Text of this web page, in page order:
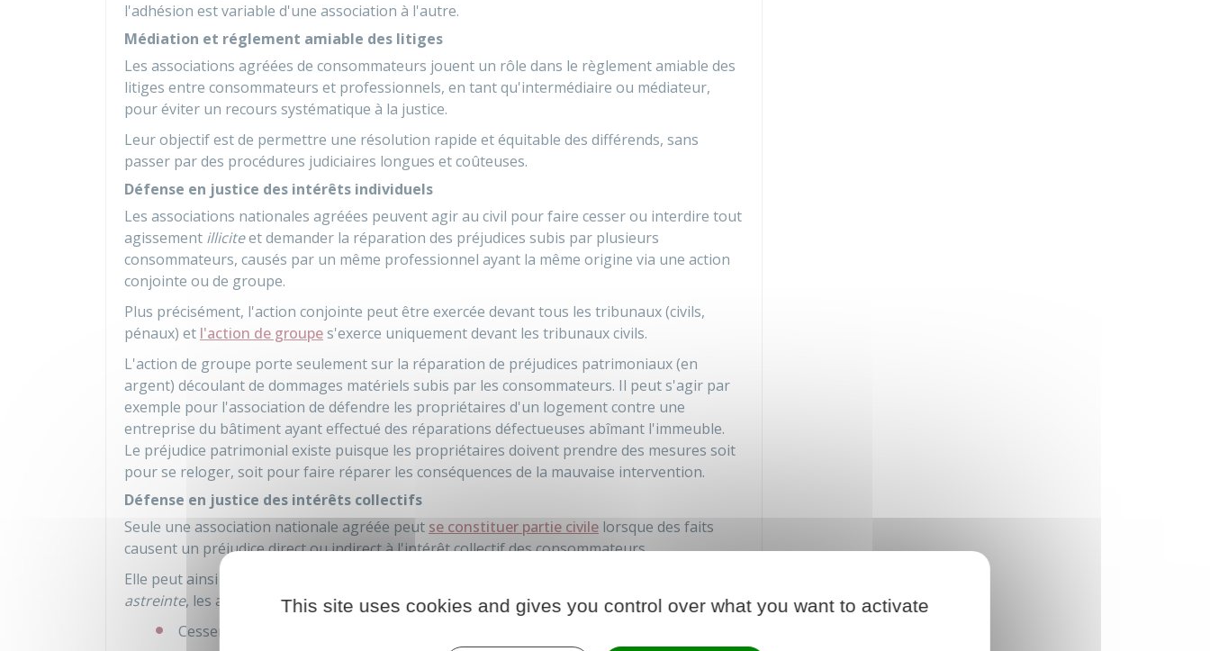
l'adhésion est variable d'une association à l'autre.
Médiation et réglement amiable des litiges
Les associations agréées de consommateurs jouent un rôle dans le règlement amiable des
litiges entre consommateurs et professionnels, en tant qu'intermédiaire ou médiateur,
pour éviter un recours systématique à la justice.
Leur objectif est de permettre une résolution rapide et équitable des différends, sans
passer par des procédures judiciaires longues et coûteuses.
Défense en justice des intérêts individuels
Les associations nationales agréées peuvent agir au civil pour faire cesser ou interdire tout
agissement illiciteet demander la réparation des préjudices subis par plusieurs
consommateurs, causés par un même professionnel ayant la même origine via une action
conjointe ou de groupe.
Plus précisément, l'action conjointe peut être exercée devant tous les tribunaux (civils,
pénaux) et l'action de groupes'exerce uniquement devant les tribunaux civils.
L'action de groupe porte seulement sur la réparation de préjudices patrimoniaux (en
argent) découlant de dommages matériels subis par les consommateurs. Il peut s'agir par
exemple pour l'association de défendre les propriétaires d'un logement contre une
entreprise du bâtiment ayant effectué des réparations défectueuses abîmant l'immeuble.
Le préjudice patrimonial existe puisque les propriétaires doivent prendre des mesures soit
pour se reloger, soit pour faire réparer les conséquences de la mauvaise intervention.
Défense en justice des intérêts collectifs
Seule une association nationale agréée peut se constituer partie civile lorsque des faits
causent un préjudice direct ou indirect à l'intérêt collectif des consommateurs.
Elle peut ainsi demander au juge d'ordonner à un professionnel, éventuellement sous
astreinte, les actes suivants :
Cesser des agissements non conformes à la loi ou dangereux
This site uses cookies and gives you control over what you want to activate